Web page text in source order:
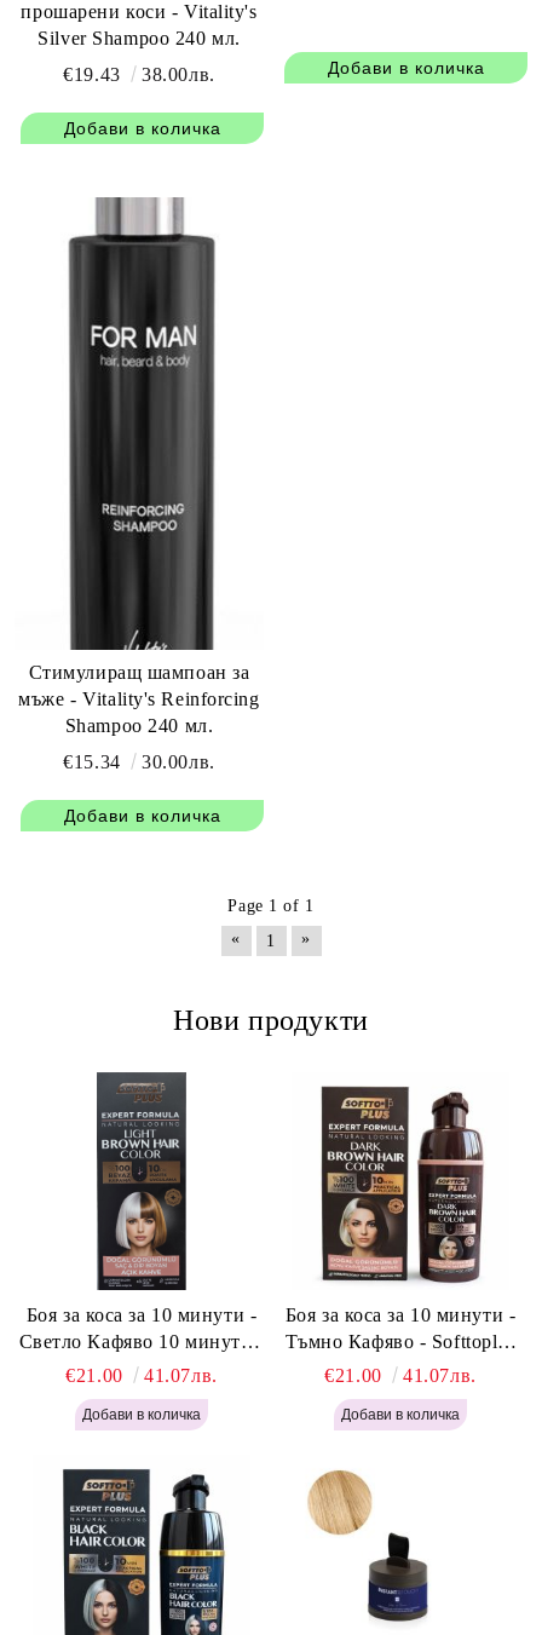
прошарени коси - Vitality's
Silver Shampoo 240 мл.
€19.43
38.00лв.
Стимулиращ шампоан за
мъже - Vitality's Reinforcing
Shampoo 240 мл.
€15.34
30.00лв.
Page 1 of 1
«
1 »
Нови продукти
Боя за коса за 10 минути -
Светло Кафяво 10 минути -
Softtoplus Expert Woman
Light Brown 400мл
€21.00 41.07лв.
Боя за коса за 10 минути -
Тъмно Кафяво - Softtoplus
Expert Woman Dark Brown
400 мл
€21.00 41.07лв.